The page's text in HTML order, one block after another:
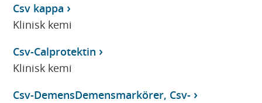
Csv kappa
Klinisk kemi
Csv-Calprotektin
Klinisk kemi
Csv-DemensDemensmarkörer, Csv-